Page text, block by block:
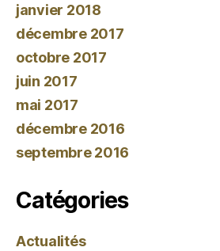
janvier 2018
décembre 2017
octobre 2017
juin 2017
mai 2017
décembre 2016
septembre 2016
Catégories
Actualités